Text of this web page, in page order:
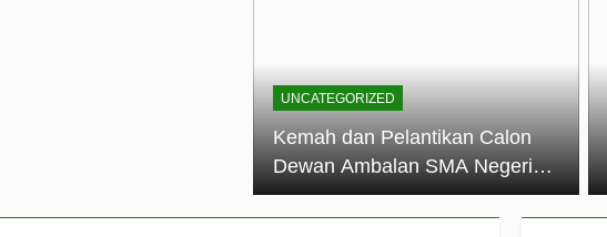
UNCATEGORIZED
Kemah dan Pelantikan Calon
Dewan Ambalan SMA Negeri
11 Purworejo: Membentuk Jiwa
Kepemimpinan, Disiplin, dan